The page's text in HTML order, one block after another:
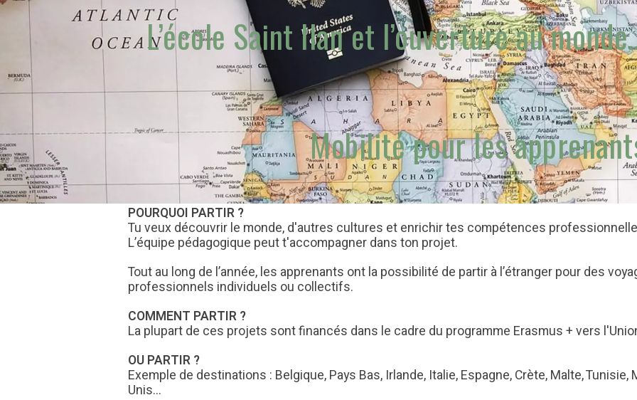
L’école Saint Ilan et l’ouverture au
Mobilité pour les
POURQUOI PARTIR ?
Tu veux découvrir le monde, d'autres cultures et enrichir tes compétences
L’équipe pédagogique peut t'accompagner dans ton projet.
Tout au long de l’année, les apprenants ont la possibilité de partir à l’étranger pour des
professionnels individuels ou collectifs.
COMMENT PARTIR ?
La plupart de ces projets sont financés dans le cadre du programme Erasmus + vers
OU PARTIR ?
Exemple de destinations : Belgique, Pays Bas, Irlande, Italie, Espagne, Crète, Malte, Tunisie,
Unis...